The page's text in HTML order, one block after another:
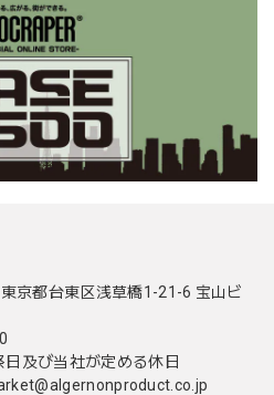
京都台東区浅草橋1-21-6 宝山ビ
日及び当社が定める休日